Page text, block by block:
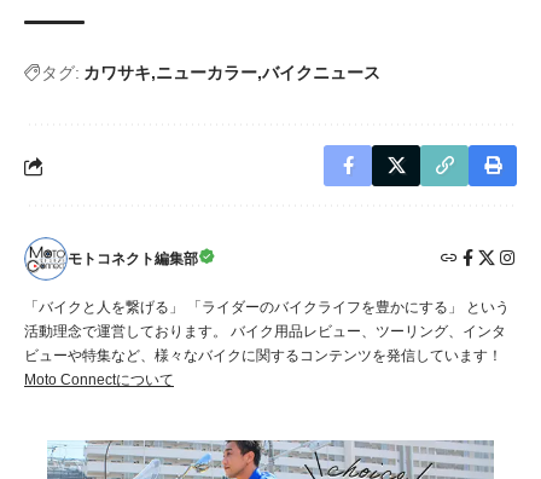
タグ: カワサキ ニューカラー バイクニュース
モトコネクト編集部
「バイクと人を繋げる」 「ライダーのバイクライフを豊かにする」 という
活動理念で運営しております。 バイク用品レビュー、ツーリング、インタ
ビューや特集など、様々なバイクに関するコンテンツを発信しています！
Moto Connectについて